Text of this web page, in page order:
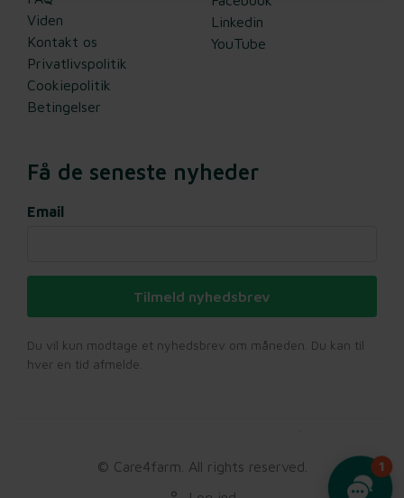
Viden
Kontakt os
Privatlivspolitik
Cookiepolitik
Betingelser
Linkedin
YouTube
Få de seneste nyheder
Email
Tilmeld nyhedsbrev
Du vil kun modtage et nyhedsbrev om måneden. Du kan til
hver en tid afmelde.
© Care4farm. All rights reserved.